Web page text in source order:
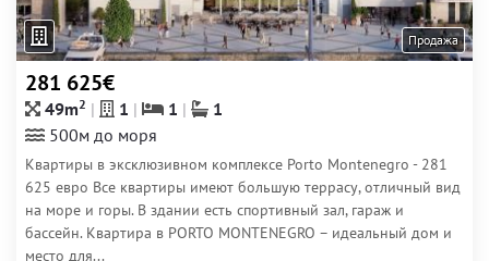
Продажа
281 625€
49m2 1 1
1
500м до моря
Квартиры в эксклюзивном комплексе Porto Montenegro - 281
625 евро Все квартиры имеют большую террасу, отличный вид
на море и горы. В здании есть спортивный зал, гараж и
бассейн. Квартира в PORTO MONTENEGRO – идеальный дом и
место для...